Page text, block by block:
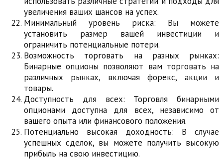
увеличения ваших шансов на успех.
Минимальный уровень риска: Вы можете
установить размер вашей инвестиции и
ограничить потенциальные потери.
Возможность торговать на разных рынках:
Бинарные опционы позволяют вам торговать на
различных рынках, включая форекс, акции и
товары.
Доступность для всех: Торговля бинарными
опционами доступна для всех, независимо от
вашего опыта или финансового положения.
Потенциально высокая доходность: В случае
успешных сделок, вы можете получить высокую
прибыль на свою инвестицию.